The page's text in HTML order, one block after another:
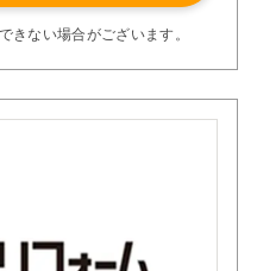
ことが出来る、高い断熱
きない場合がございます。